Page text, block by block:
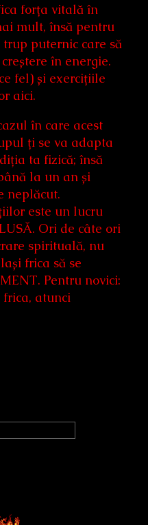
forța vitală în
mult, însă pentru
puternic care să
în energie.
fel) și exercițiile
aici.
în care acest
ți se va adapta
ta fizică; însă
la un an și
neplăcut.
este un lucru
Ori de câte ori
spirituală, nu
frica să se
Pentru novici:
atunci